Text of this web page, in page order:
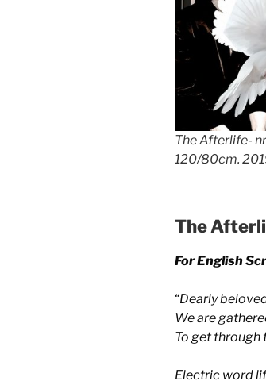
The Afterlife-
120/80cm.
The
For English
“Dearly
We are
To get through
Electric word